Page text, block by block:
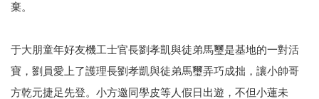
棄。
于大朋童年好友機工士官長劉孝凱與徒弟馬璽是基地的一對活
寶，劉員愛上了護理長劉孝凱與徒弟馬璽弄巧成拙，讓小帥哥
方乾元捷足先登。小方邀同學皮等人假日出遊，不但小蓮未